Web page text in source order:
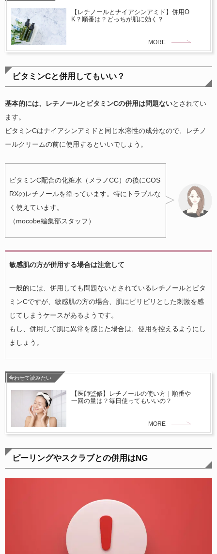
【レチノールとナイアシンアミド】併用O
K？順番は？どっちが肌に効く？
MORE
ビタミンCと併用してもいい？
基本的には、レチノールとビタミンCの併用は問題ないとされてい
ます。
ビタミンCはナイアシンアミドと同じ水溶性の成分なので、レチノ
ールクリームの前に使用するといいでしょう。
ビタミンC配合の化粧水（メラノCC）の後にCOS
RXのレチノールを塗っています。特にトラブルな
く使えています。
（mocobe編集部スタッフ）
敏感肌の方が併用する場合は注意して
一般的には、併用しても問題ないとされているレチノールとビタ
ミンCですが、敏感肌の方の場合、肌にピリピリとした刺激を感
じてしまうケースがあるようです。
もし、併用して肌に異常を感じた場合は、使用を控えるようにし
ましょう。
合わせて読みたい
【医師監修】レチノールの使い方｜順番や
一回の量は？毎日使ってもいいの？
MORE
ピーリングやスクラブとの併用はNG